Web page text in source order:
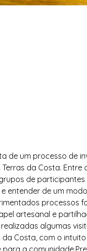
de um processo de
da Costa.
de
entender de um
processos
artesanal e
algumas
Costa, com o